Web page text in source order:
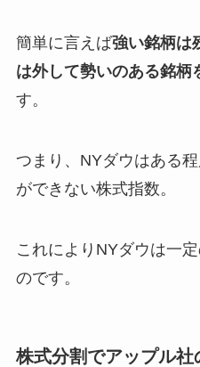
簡単に言えば強い銘柄は
は外して勢いのある銘柄
す。
つまり、NYダウはある
ができない株式指数。
これによりNYダウは一
のです。
株式分割でアップル